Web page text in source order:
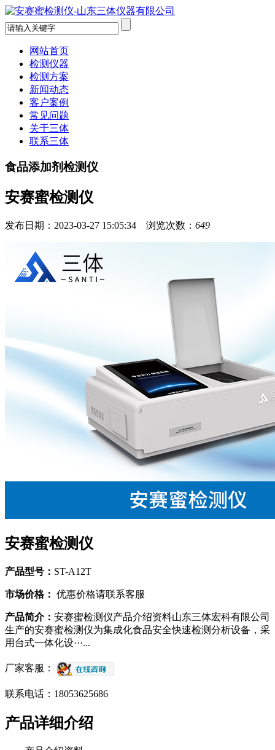
网站首页
检测仪器
检测方案
新闻动态
客户案例
常见问题
关于三体
联系三体
食品添加剂检测仪
安赛蜜检测仪
发布日期：2023-03-27 15:05:34 浏览次数： 649
安赛蜜检测仪
产品型号： ST-A12T
市场价格： 优惠价格请联系客服
产品简介： 安赛蜜检测仪产品介绍资料山东三体宏科有限公司
生产的安赛蜜检测仪为集成化食品安全快速检测分析设备，采
用台式一体化设···...
厂家客服：
联系电话：18053625686
产品详细介绍